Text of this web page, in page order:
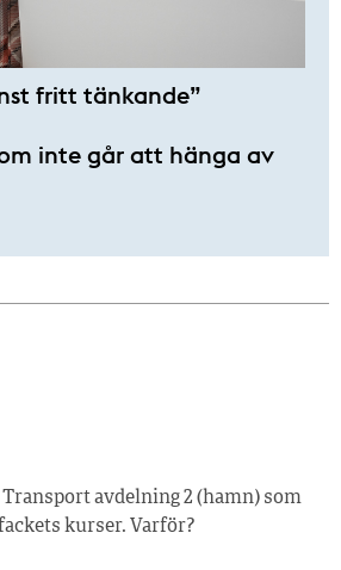
fritt tänkande”
inte går att hänga av
avdelning 2 (hamn) som
kurser. Varför?